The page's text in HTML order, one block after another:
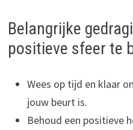
Belangrijke
positieve sfeer te
Wees op tijd en klaar
jouw beurt is.
Behoud een positieve